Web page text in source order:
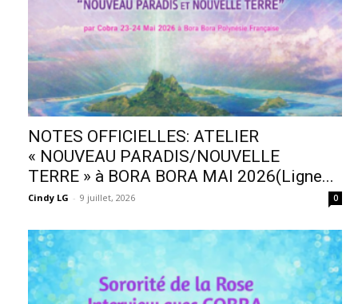
NOTES OFFICIELLES: ATELIER
« NOUVEAU PARADIS/NOUVELLE
TERRE » à BORA BORA MAI 2026(Ligne...
Cindy LG - 9 juillet, 2026 0